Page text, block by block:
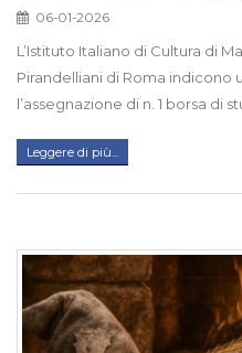
06-01-2026
L’Istituto Italiano di Cultura di
Pirandelliani di Roma indicono
l’assegnazione di n. 1 borsa di
Leggere di più...